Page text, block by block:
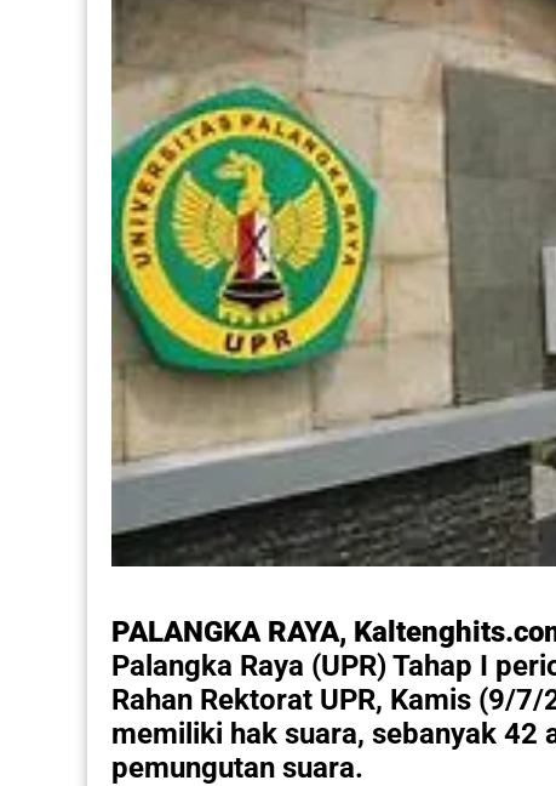
PALANGKA RAYA,
Palangka Raya (UPR) Tahap I
Rahan Rektorat UPR, Kamis (9/
memiliki hak suara, sebanyak
pemungutan suara.